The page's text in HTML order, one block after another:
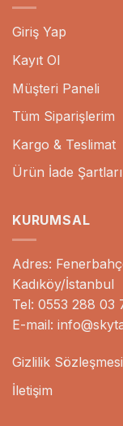
Giriş Yap
Kayıt Ol
Müşteri Paneli
Tüm Siparişlerim
Kargo & Teslimat
Ürün İade Şartları
KURUMSAL
Adres:
Kadıköy/İstanbul
Tel: 0553 288 03
E-mail:
Gizlilik Sözleşmesi
İletişim